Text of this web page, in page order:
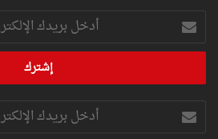
أدخل
بريدك
الإلكتروني
أدخل
بريدك